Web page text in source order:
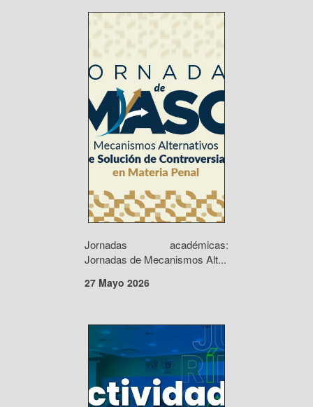
Jornadas académicas:
Jornadas de Mecanismos Alt...
27 Mayo 2026